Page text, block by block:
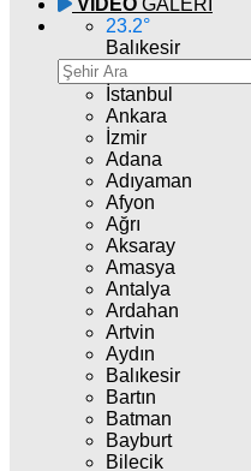
VİDEO GALERİ
23.2°
Balıkesir
İstanbul
Ankara
İzmir
Adana
Adıyaman
Afyon
Ağrı
Aksaray
Amasya
Antalya
Ardahan
Artvin
Aydın
Balıkesir
Bartın
Batman
Bayburt
Bilecik